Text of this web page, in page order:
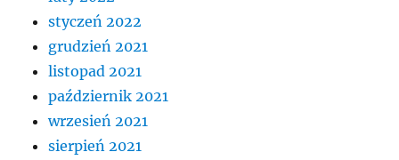
styczeń 2022
grudzień 2021
listopad 2021
październik 2021
wrzesień 2021
sierpień 2021